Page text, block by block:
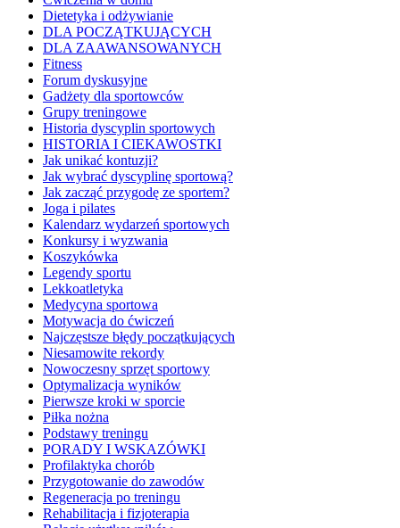
Dietetyka i odżywianie
DLA POCZĄTKUJĄCYCH
DLA ZAAWANSOWANYCH
Fitness
Forum dyskusyjne
Gadżety dla sportowców
Grupy treningowe
Historia dyscyplin sportowych
HISTORIA I CIEKAWOSTKI
Jak unikać kontuzji?
Jak wybrać dyscyplinę sportową?
Jak zacząć przygodę ze sportem?
Joga i pilates
Kalendarz wydarzeń sportowych
Konkursy i wyzwania
Koszykówka
Legendy sportu
Lekkoatletyka
Medycyna sportowa
Motywacja do ćwiczeń
Najczęstsze błędy początkujących
Niesamowite rekordy
Nowoczesny sprzęt sportowy
Optymalizacja wyników
Pierwsze kroki w sporcie
Piłka nożna
Podstawy treningu
PORADY I WSKAZÓWKI
Profilaktyka chorób
Przygotowanie do zawodów
Regeneracja po treningu
Rehabilitacja i fizjoterapia